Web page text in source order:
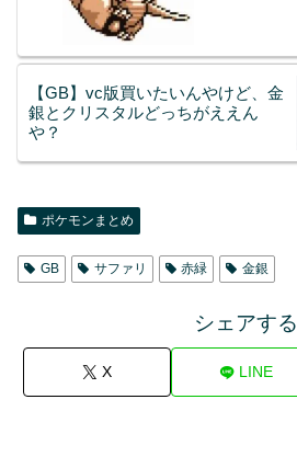
【GB】vc版買いたいんやけど、金
銀とクリスタルどっちがええん
や？
ポケモンまとめ
GB サファリ 赤緑 金銀
シェアする
X LINE